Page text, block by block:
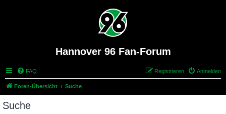
Hannover 96 Fan-Forum
FAQ Anmelden
Registrieren
Foren-Übersicht Suche
Suche